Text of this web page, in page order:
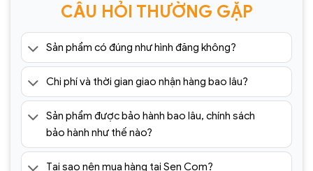
Đèn Tường Trang Trí Hiện Đại SC085-
ĐTHĐ(1)
CÂU HỎI THƯỜNG GẶP
Sản phẩm có đúng như hình đăng không?
Chi phí và thời gian giao nhận hàng bao lâu?
Sản phẩm được bảo hành bao lâu, chính sách
bảo hành như thế nào?
Tại sao nên mua hàng tại Sen Com?